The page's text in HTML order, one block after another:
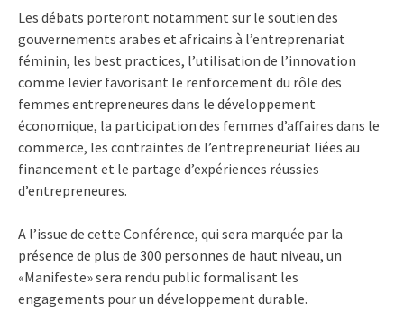
Les débats porteront notamment sur le soutien des
gouvernements arabes et africains à l’entreprenariat
féminin, les best practices, l’utilisation de l’innovation
comme levier favorisant le renforcement du rôle des
femmes entrepreneures dans le développement
économique, la participation des femmes d’affaires dans le
commerce, les contraintes de l’entrepreneuriat liées au
financement et le partage d’expériences réussies
d’entrepreneures.
A l’issue de cette Conférence, qui sera marquée par la
présence de plus de 300 personnes de haut niveau, un
«Manifeste» sera rendu public formalisant les
engagements pour un développement durable.